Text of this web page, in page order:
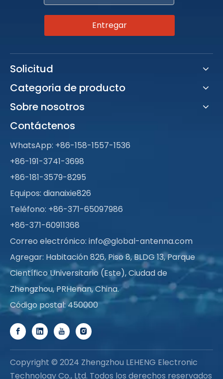
Entregar
Solicitud
Categoria de producto
Sobre nosotros
Contáctenos
WhatsApp: +86-158-1557-1536
+86-191-3741-3698
+86-181-3579-8295
Equipos: dianaixie826
Teléfono: +86-371-65097986
+86-371-60911368
Correo electrónico: info@global-antenna.com
Agregar: Habitación 826, Piso 8, BLDG 13, Parque
Científico Universitario (Este), Ciudad de
Zhengzhou, PRHenan, China.
Código postal: 450000
Copyright © 2024 Zhengzhou LEHENG Electronic
Technology Co., Ltd. Todos los derechos reservados